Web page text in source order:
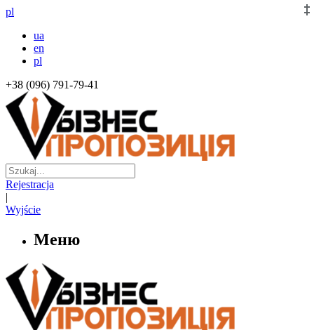
pl
ua
en
pl
+38 (096) 791-79-41
Rejestracja
|
Wyjście
Меню